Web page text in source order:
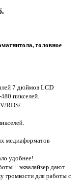
головное
7 дюймов LCD
пикселей.
RDS/
медиаформатов
удобнее!
+ эквалайзер дают
громкости для работы с